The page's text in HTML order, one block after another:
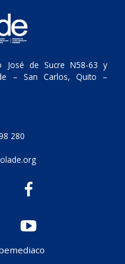
José de Sucre N58-63 y
– San Carlos, Quito –
280